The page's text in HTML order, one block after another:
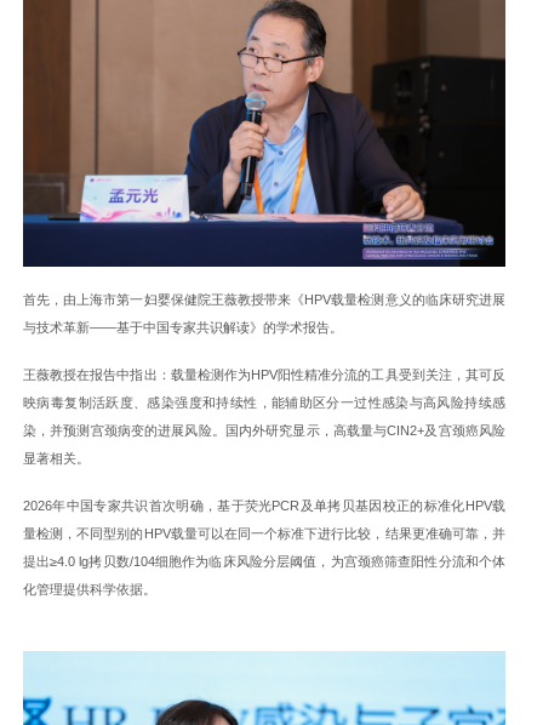
首先，由上海市第一妇婴保健院王薇教授带来《HPV载量检测意义的临床研究进展
与技术革新——基于中国专家共识解读》的学术报告。
王薇教授在报告中指出：载量检测作为HPV阳性精准分流的工具受到关注，其可反
映病毒复制活跃度、感染强度和持续性，能辅助区分一过性感染与高风险持续感
染，并预测宫颈病变的进展风险。国内外研究显示，高载量与CIN2+及宫颈癌风险
显著相关。
2026年中国专家共识首次明确，基于荧光PCR及单拷贝基因校正的标准化HPV载
量检测，不同型别的HPV载量可以在同一个标准下进行比较，结果更准确可靠，并
提出≥4.0 lg拷贝数/104细胞作为临床风险分层阈值，为宫颈癌筛查阳性分流和个体
化管理提供科学依据。